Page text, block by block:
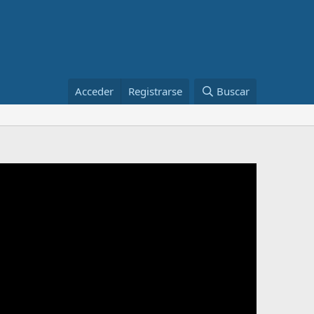
Acceder Registrarse Buscar